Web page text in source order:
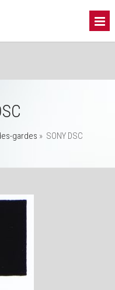
gardes » SONY DSC